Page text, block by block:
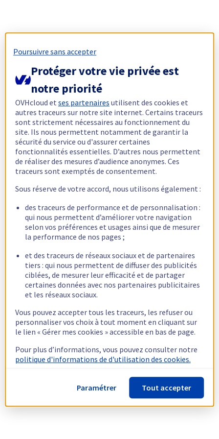
Poursuivre sans accepter
Protéger votre vie privée est
notre priorité
OVHcloud etses partenaires utilisent des cookies et
autres traceurs sur notre site internet. Certains traceurs
sont strictement nécessaires au fonctionnement du
site. Ils nous permettent notamment de garantir la
sécurité du service ou d'assurer certaines
fonctionnalités essentielles. D’autres nous permettent
de réaliser des mesures d’audience anonymes. Ces
traceurs sont exemptés de consentement.
Sous réserve de votre accord, nous utilisons également :
des traceurs de performance et de personnalisation :
qui nous permettent d’améliorer votre navigation
selon vos préférences et usages ainsi que de mesurer
la performance de nos pages ;
et des traceurs de réseaux sociaux et de partenaires
tiers : qui nous permettent de diffuser des publicités
ciblées, de mesurer leur efficacité et de partager
certaines données avec nos partenaires publicitaires
et les réseaux sociaux.
Vous pouvez accepter tous les traceurs, les refuser ou
personnaliser vos choix à tout moment en cliquant sur
le lien « Gérer mes cookies » accessible en bas de page.
Pour plus d’informations, vous pouvez consulter notre
politique d'informations de d'utilisation des cookies.
Paramétrer Tout accepter